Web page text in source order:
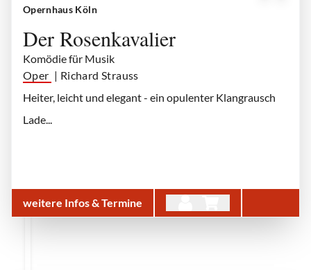
Opernhaus Köln
Der Rosenkavalier
Komödie für Musik
Oper | Richard Strauss
Heiter, leicht und elegant - ein opulenter Klangrausch
Lade...
weitere Infos & Termine